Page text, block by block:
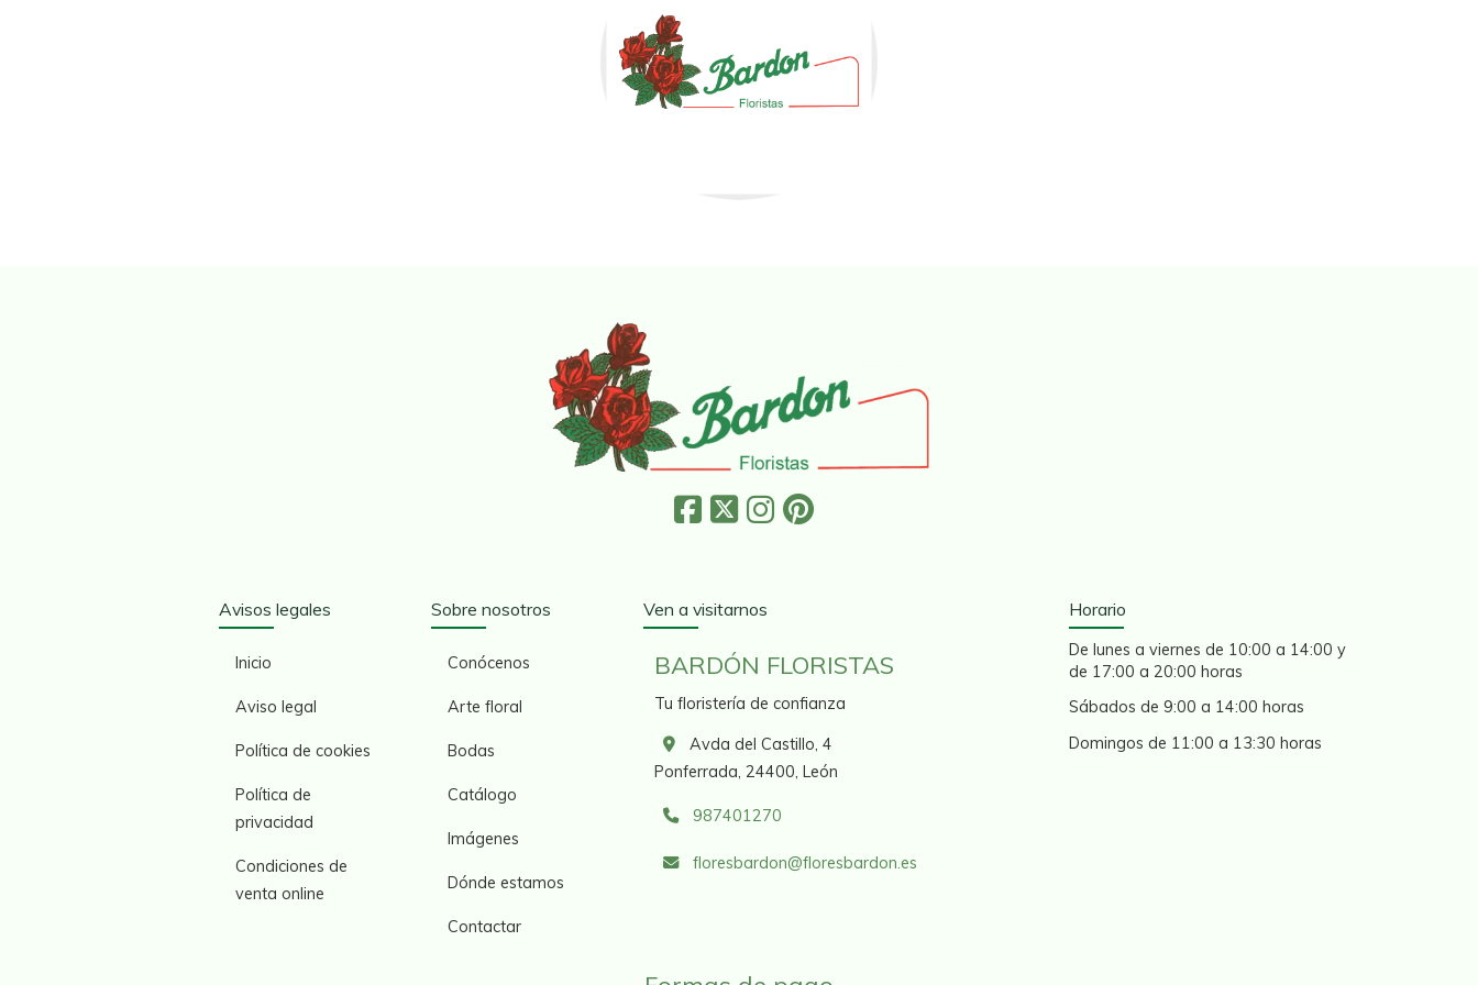
Avisos legales
Inicio
Aviso legal
Política de cookies
Política de
privacidad
Condiciones de
venta online
Sobre nosotros
Conócenos
Arte floral
Bodas
Catálogo
Imágenes
Dónde estamos
Contactar
Ven a visitarnos
BARDÓN FLORISTAS
Tu floristería de confianza
Avda del Castillo, 4
Ponferrada, 24400,León
987401270
floresbardon floresbardon.es
Horario
De lunes a viernes de 10:00 a 14:00 y
de 17:00 a 20:00 horas
Sábados de 9:00 a 14:00 horas
Domingos de 11:00 a 13:30 horas